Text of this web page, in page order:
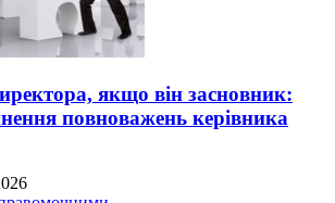
якщо він засновник:
повноважень керівника